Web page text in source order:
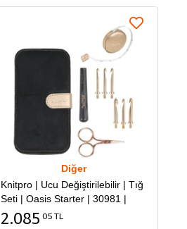
Diğer
Knitpro | Ucu Değiştirilebilir | Tığ
Seti | Oasis Starter | 30981 |
2.085 05 TL